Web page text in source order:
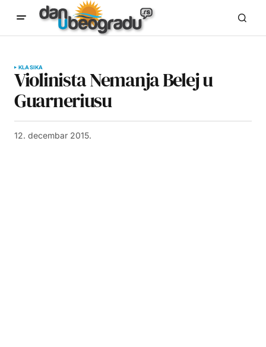
KLASIKA
Violinista Nemanja Belej u
Guarneriusu
12. decembar 2015.